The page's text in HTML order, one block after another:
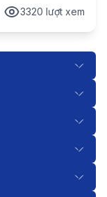
3320 lượt xem